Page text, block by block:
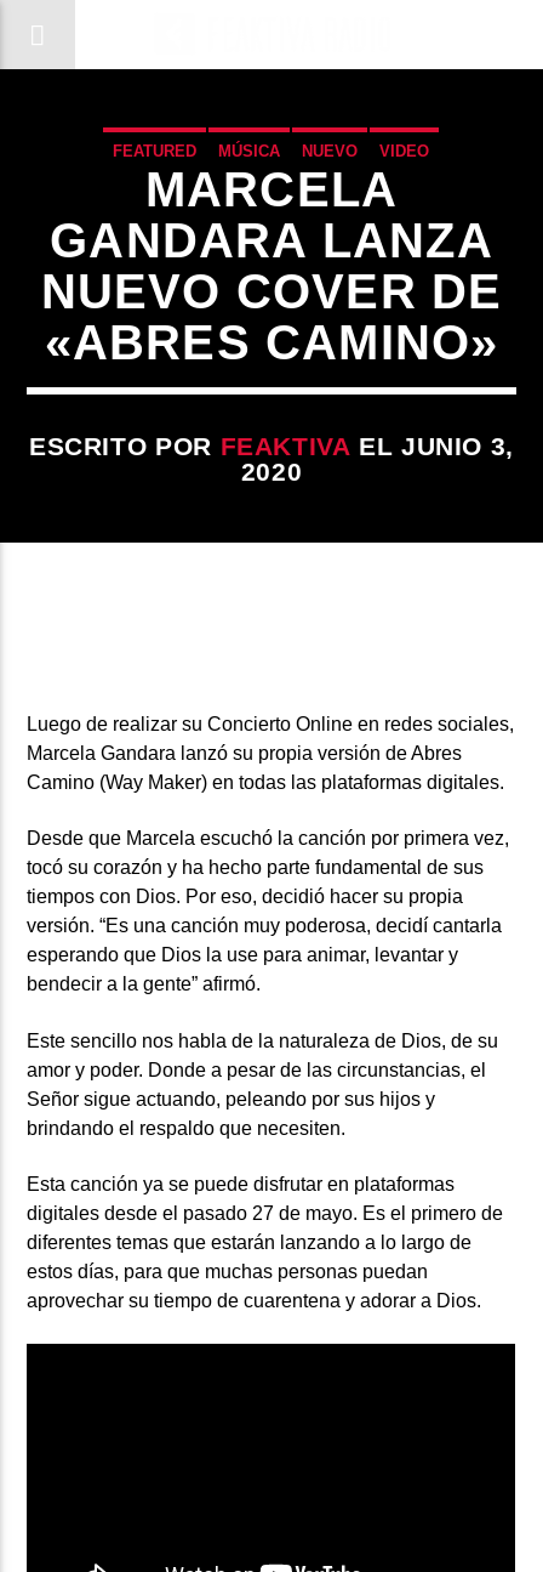
FEATURED MÚSICA NUEVO VIDEO
MARCELA
GANDARA LANZA
NUEVO COVER DE
«ABRES CAMINO»
ESCRITO POR FEAKTIVA EL JUNIO 3,
2020
Luego de realizar su Concierto Online en redes sociales,
Marcela Gandara lanzó su propia versión de Abres
Camino (Way Maker) en todas las plataformas digitales.
Desde que Marcela escuchó la canción por primera vez,
tocó su corazón y ha hecho parte fundamental de sus
tiempos con Dios. Por eso, decidió hacer su propia
versión. “Es una canción muy poderosa, decidí cantarla
esperando que Dios la use para animar, levantar y
bendecir a la gente” afirmó.
Este sencillo nos habla de la naturaleza de Dios, de su
amor y poder. Donde a pesar de las circunstancias, el
Señor sigue actuando, peleando por sus hijos y
brindando el respaldo que necesiten.
Esta canción ya se puede disfrutar en plataformas
digitales desde el pasado 27 de mayo. Es el primero de
diferentes temas que estarán lanzando a lo largo de
estos días, para que muchas personas puedan
aprovechar su tiempo de cuarentena y adorar a Dios.